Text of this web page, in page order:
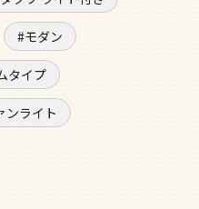
モダン
タイプ
ンライト